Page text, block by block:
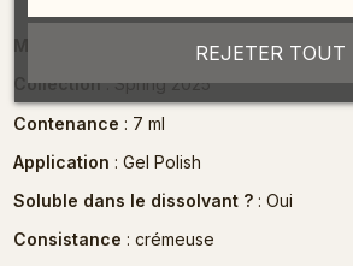
MULTILED Lampe 36 W: 30 secondes
Collection: Spring 2025
Contenance : 7 ml
Application : Gel Polish
Soluble dans le dissolvant ?: Oui
Consistance : crémeuse
REJETER TOUT